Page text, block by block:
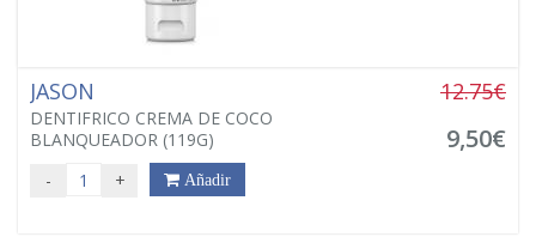
JASON
DENTIFRICO CREMA DE COCO
BLANQUEADOR (119G)
12.75€
9,50€
- + Añadir